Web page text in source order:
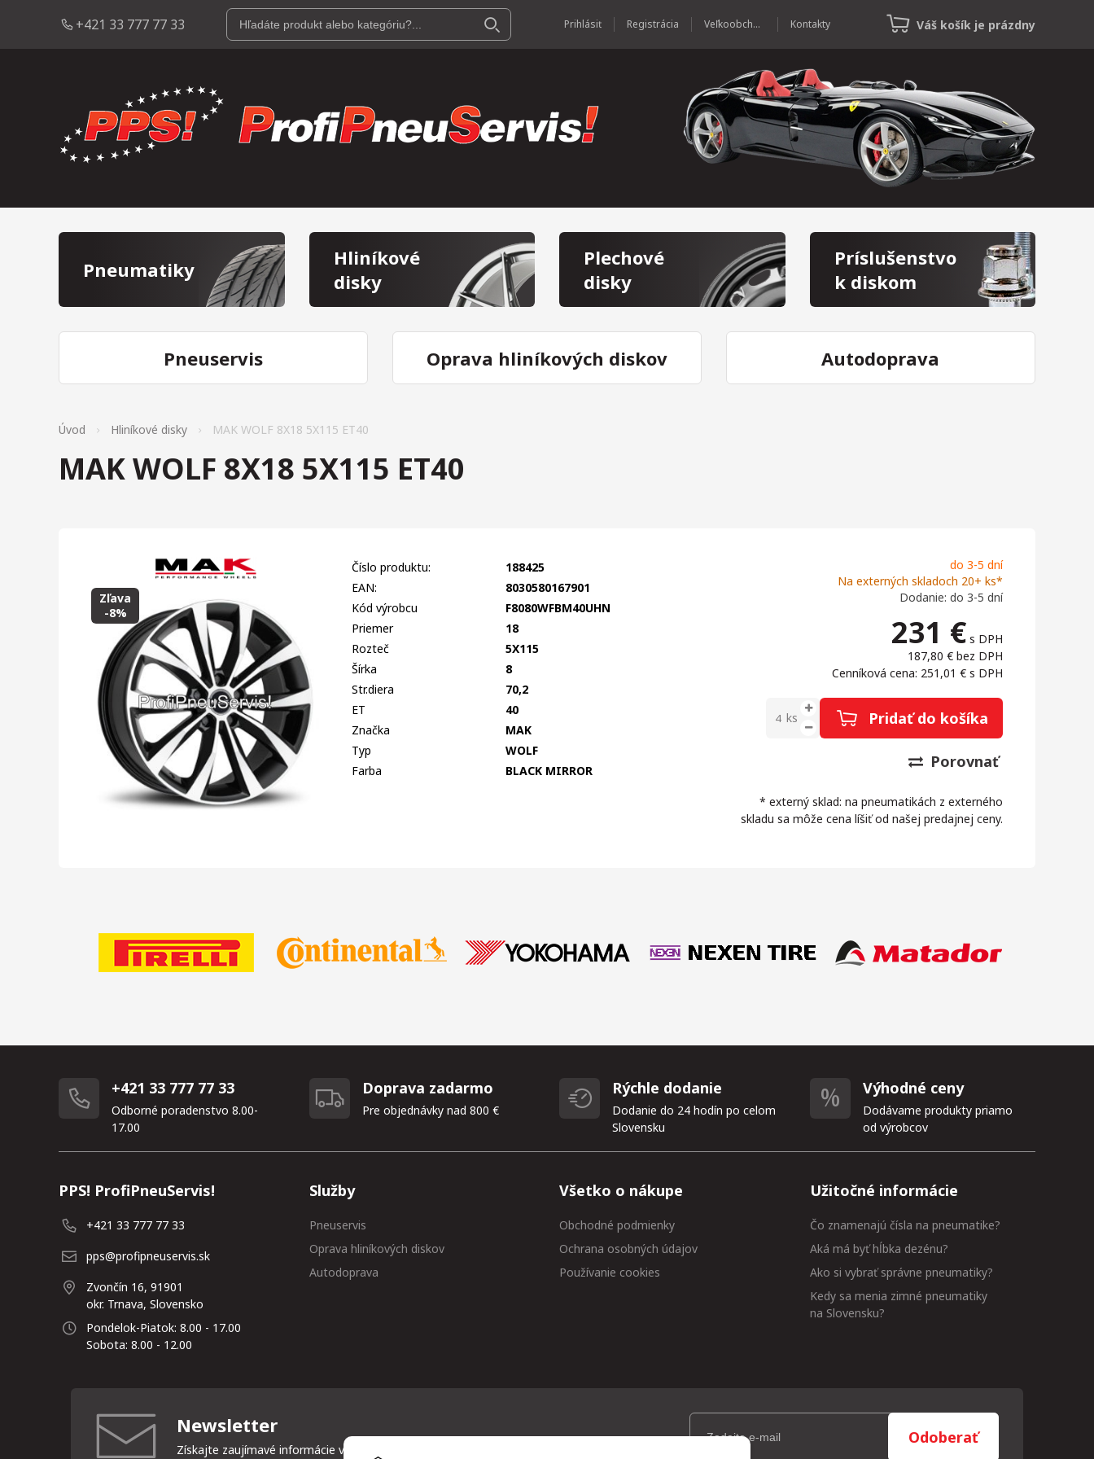
+421 33 777 77 33 Prihlásiť Registrácia Veľkoobchod Kontakty Váš košík je prázdny
Pneumatiky
Hliníkové
disky
Plechové
disky
Príslušenstvo
k diskom
Pneuservis Oprava hliníkových diskov Autodoprava
Úvod Hliníkové disky MAK WOLF 8X18 5X115 ET40
MAK WOLF 8X18 5X115 ET40
Zľava
-8%
do 3-5 dní
Na externých skladoch 20+ ks*
Dodanie: do 3-5 dní
231 € s DPH
187,80 € bez DPH
Cenníková cena: 251,01 € s DPH
ks Pridať do košíka
Porovnať
* externý sklad: na pneumatikách z externého
skladu sa môže cena líšiť od našej predajnej ceny.
Číslo produktu:
188425
EAN:
8030580167901
Kód výrobcu
F8080WFBM40UHN
Priemer
18
Rozteč
5X115
Šírka
8
Str.diera
70,2
ET
40
Značka
MAK
Typ
WOLF
Farba
BLACK MIRROR
+421 33 777 77 33
Odborné poradenstvo 8.00-
17.00
Doprava zadarmo
Pre objednávky nad 800 €
Rýchle dodanie
Dodanie do 24 hodín po celom
Slovensku
Výhodné ceny
Dodávame produkty priamo
od výrobcov
PPS! ProfiPneuServis!
+421 33 777 77 33
pps@profipneuservis.sk
Zvončín 16, 91901
okr. Trnava, Slovensko
Pondelok-Piatok: 8.00 - 17.00
Sobota: 8.00 - 12.00
Služby
Pneuservis
Oprava hliníkových diskov
Autodoprava
Všetko o nákupe
Obchodné podmienky
Ochrana osobných údajov
Používanie cookies
Užitočné informácie
Čo znamenajú čísla na pneumatike?
Aká má byť hĺbka dezénu?
Ako si vybrať správne pneumatiky?
Kedy sa menia zimné pneumatiky
na Slovensku?
Newsletter
Získajte zaujímavé informácie vždy medzi prvými
Odoberať